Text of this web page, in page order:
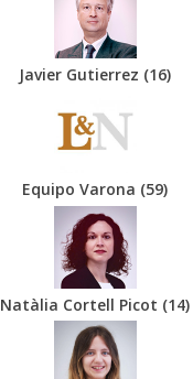
Javier Gutierrez (16)
Equipo Varona (59)
Natàlia Cortell Picot (14)